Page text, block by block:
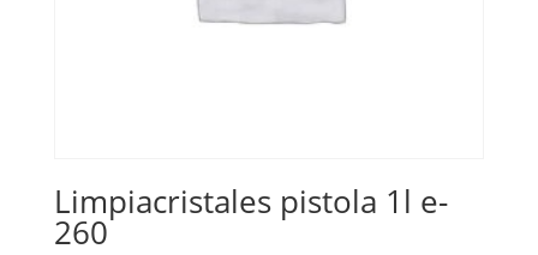
Limpiacristales pistola 1l e-
260